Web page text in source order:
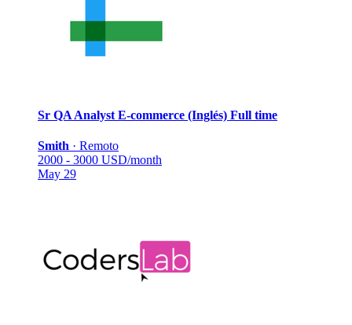
Sr QA Analyst E-commerce (Inglés) Full time
Smith · Remoto
2000 - 3000 USD/month
May 29